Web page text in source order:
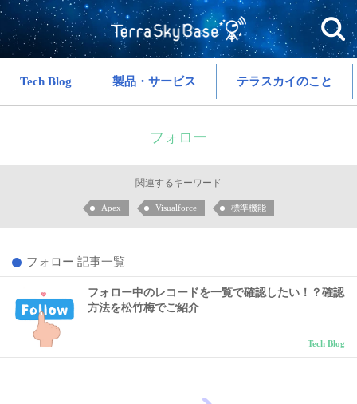
Tech Blog 製品・サービス テラスカイのこと
フォロー
関連するキーワード
Apex Visualforce 標準機能
フォロー 記事一覧
フォロー中のレコードを一覧で確認したい！？確認
方法を松竹梅でご紹介
Tech Blog